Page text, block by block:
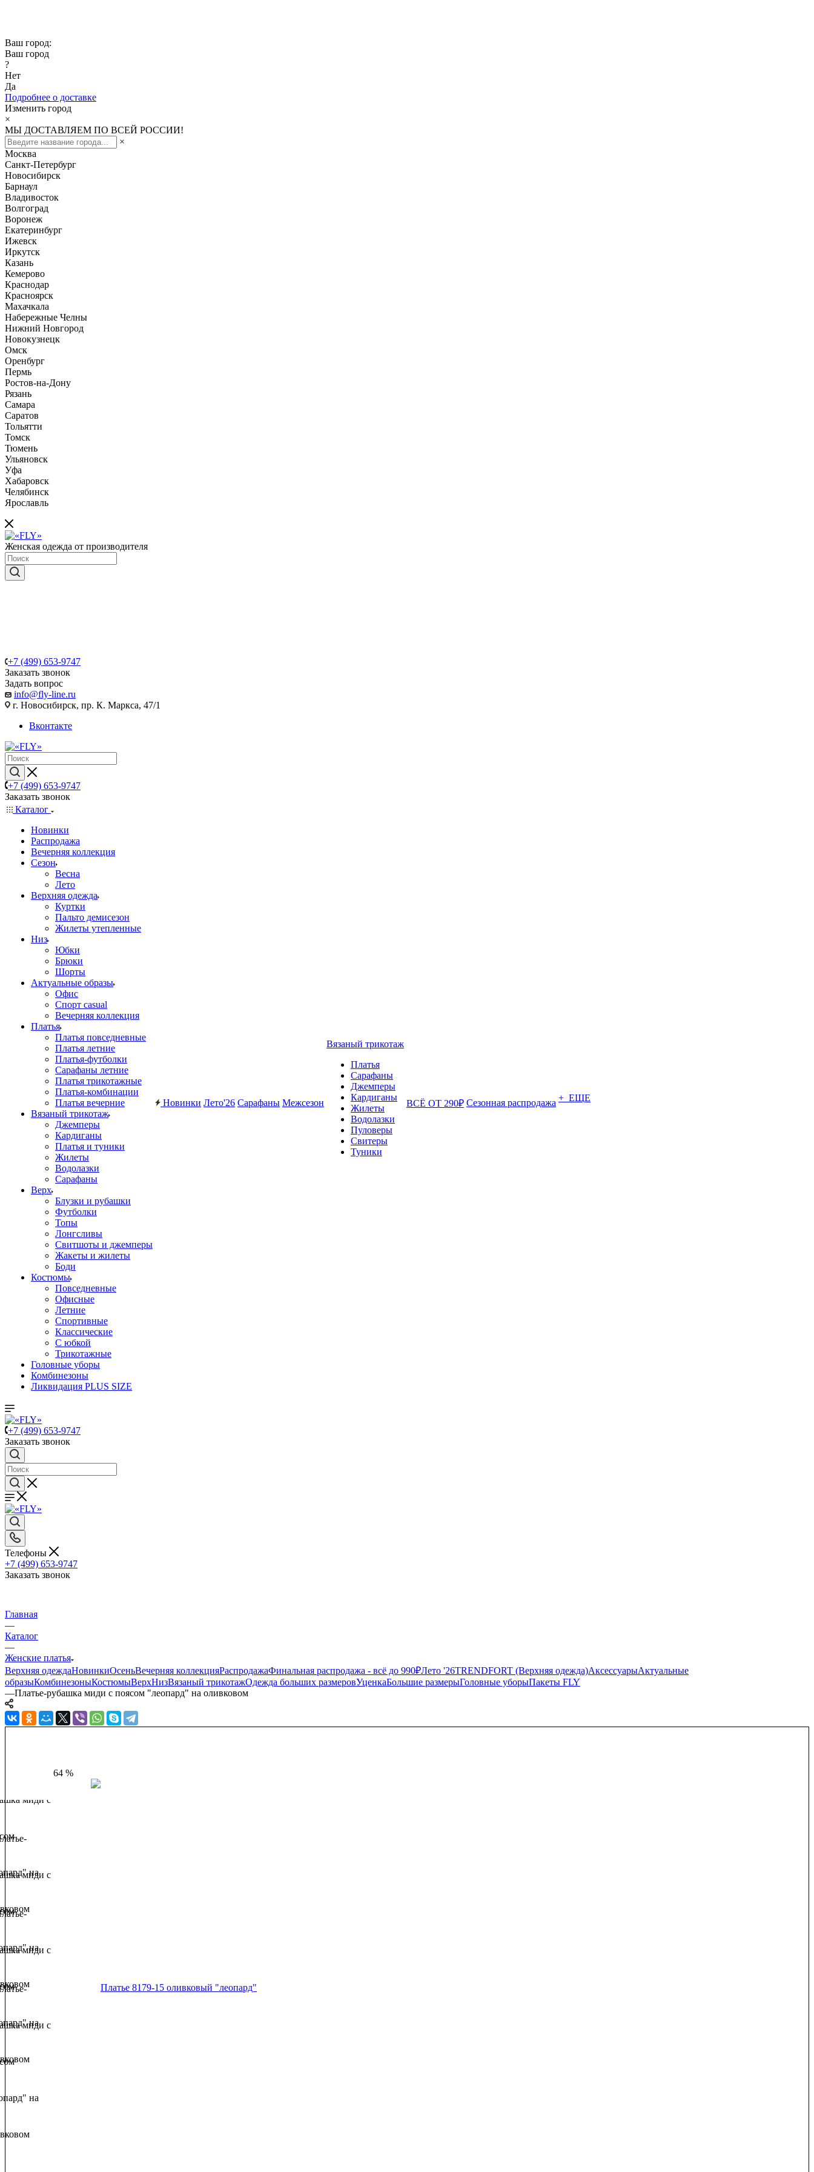
Ваш город:
Ваш город
?
Нет
Да
Подробнее о доставке
Изменить город
×
МЫ ДОСТАВЛЯЕМ ПО ВСЕЙ РОССИИ!
×
Москва
Санкт-Петербург
Новосибирск
Барнаул
Владивосток
Волгоград
Воронеж
Екатеринбург
Ижевск
Иркутск
Казань
Кемерово
Краснодар
Красноярск
Махачкала
Набережные Челны
Нижний Новгород
Новокузнецк
Омск
Оренбург
Пермь
Ростов-на-Дону
Рязань
Самара
Саратов
Тольятти
Томск
Тюмень
Ульяновск
Уфа
Хабаровск
Челябинск
Ярославль
Женская одежда от производителя
+7 (499) 653-9747
Заказать звонок
Задать вопрос
info@fly-line.ru
г. Новосибирск, пр. К. Маркса, 47/1
Вконтакте
+7 (499) 653-9747
Заказать звонок
Каталог
Новинки
Распродажа
Вечерняя коллекция
Сезон
Весна
Лето
Верхняя одежда
Куртки
Пальто демисезон
Жилеты утепленные
Низ
Юбки
Брюки
Шорты
Актуальные образы
Офис
Спорт casual
Вечерняя коллекция
Платья
Платья повседневные
Платья летние
Платья-футболки
Сарафаны летние
Платья трикотажные
Платья-комбинации
Платья вечерние
Вязаный трикотаж
Джемперы
Кардиганы
Платья и туники
Жилеты
Водолазки
Сарафаны
Верх
Блузки и рубашки
Футболки
Топы
Лонгсливы
Свитшоты и джемперы
Жакеты и жилеты
Боди
Костюмы
Повседневные
Офисные
Летние
Спортивные
Классические
С юбкой
Трикотажные
Головные уборы
Комбинезоны
Ликвидация PLUS SIZE
Новинки Лето'26 Сарафаны Межсезон
Вязаный трикотаж
Платья
Сарафаны
Джемперы
Кардиганы
Жилеты
Водолазки
Пуловеры
Свитеры
Туники
ВСЁ ОТ 290₽ Сезонная распродажа + ЕЩЕ
+7 (499) 653-9747
Заказать звонок
Телефоны
+7 (499) 653-9747
Заказать звонок
Главная
—
Каталог
—
Женские платья
Верхняя одеждаНовинкиОсеньВечерняя коллекцияРаспродажаФинальная распродажа - всё до 990₽Лето '26TRENDFORT (Верхняя одежда)АксессуарыАктуальные
образыКомбинезоныКостюмыВерхНизВязаный трикотажОдежда больших размеровУценкаБольшие размерыГоловные уборыПакеты FLY
—Платье-рубашка миди с поясом "леопард" на оливковом
64 %